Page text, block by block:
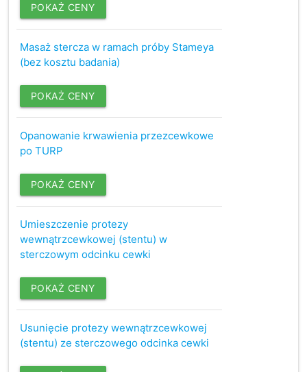
POKAŻ CENY
Masaż stercza w ramach próby Stameya
(bez kosztu badania)
POKAŻ CENY
Opanowanie krwawienia przezcewkowe
po TURP
POKAŻ CENY
Umieszczenie protezy
wewnątrzcewkowej (stentu) w
sterczowym odcinku cewki
POKAŻ CENY
Usunięcie protezy wewnątrzcewkowej
(stentu) ze sterczowego odcinka cewki